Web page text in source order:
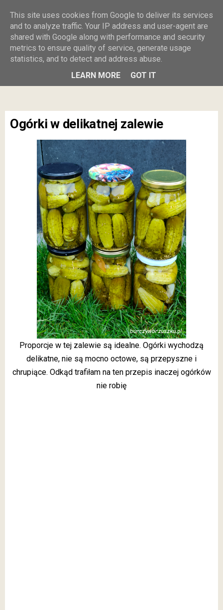
Burczy w
brzuszku
Ogórki w delikatnej zalewie
Proporcje w tej zalewie są idealne. Ogórki wychodzą
delikatne, nie są mocno octowe, są przepyszne i
chrupiące. Odkąd trafiłam na ten przepis inaczej ogórków
nie robię
This site uses cookies from Google to deliver its services
and to analyze traffic. Your IP address and user-agent are
shared with Google along with performance and security
metrics to ensure quality of service, generate usage
statistics, and to detect and address abuse.
LEARN MORE
GOT IT